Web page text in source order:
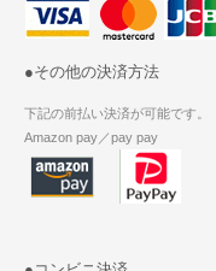
●その他の決済方法
下記の前払い決済が可能です。
Amazon pay／pay pay